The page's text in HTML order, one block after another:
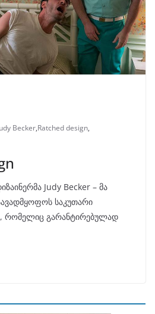
Becker,Ratched design,
Judy Becker – მა
საკუთარი
, რომელიც გარანტირებულად